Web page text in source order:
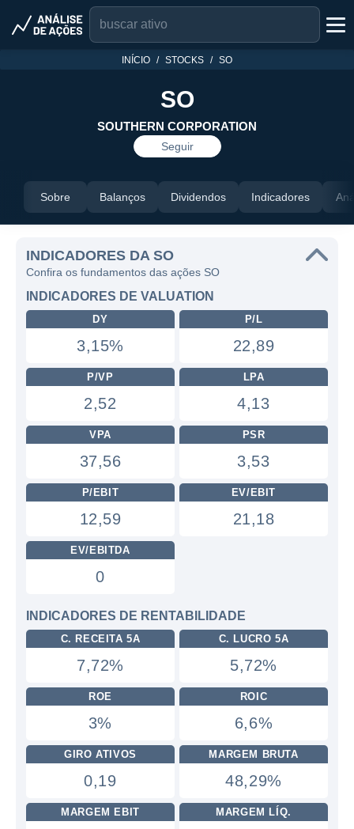
INÍCIO STOCKS SO
SO
SOUTHERN CORPORATION
Seguir
Sobre Balanços Dividendos Indicadores
INDICADORES DA SO
Confira os fundamentos das ações SO
INDICADORES DE VALUATION
DY
3,15%
P/L
22,89
P/VP
2,52
LPA
4,13
VPA
37,56
PSR
3,53
P/EBIT
12,59
EV/EBIT
21,18
EV/EBITDA
0
INDICADORES DE RENTABILIDADE
C. RECEITA 5A
7,72%
C. LUCRO 5A
5,72%
ROE
3%
ROIC
6,6%
GIRO ATIVOS
0,19
MARGEM BRUTA
48,29%
MARGEM EBIT MARGEM LÍQ.